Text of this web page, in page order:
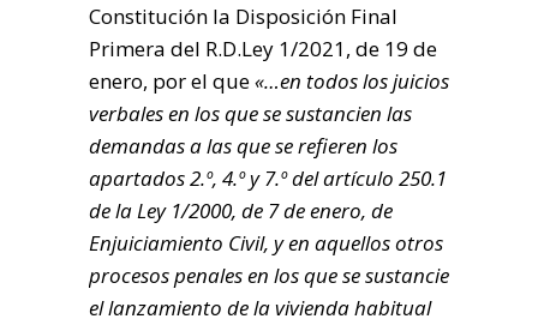
Constitución la Disposición Final
Primera del R.D.Ley 1/2021, de 19 de
enero, por el que«…en todos los juicios
verbales en los que se sustancien las
demandas a las que se refieren los
apartados 2.º, 4.º y 7.º del artículo 250.1
de la Ley 1/2000, de 7 de enero, de
Enjuiciamiento Civil, y en aquellos otros
procesos penales en los que se sustancie
el lanzamiento de la vivienda habitual